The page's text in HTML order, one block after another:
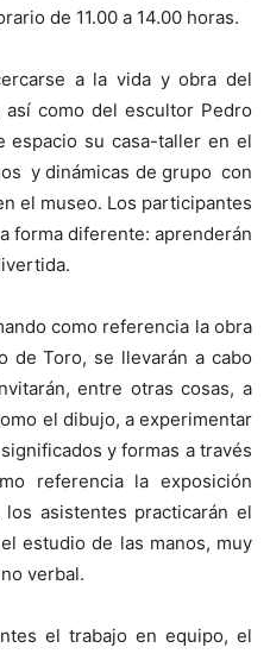
de 11.00 a 14.00 horas.
a la vida y obra del
como del escultor Pedro
espacio su casa-taller en el
y dinámicas de grupo con
el museo. Los participantes
forma diferente: aprenderán
como referencia la obra
de Toro, se llevarán a cabo
entre otras cosas, a
el dibujo, a experimentar
y formas a través
referencia la exposición
los asistentes practicarán el
estudio de las manos, muy
verbal.
el trabajo en equipo, el